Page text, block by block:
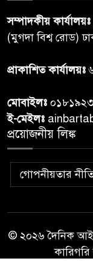
৭
৯
পাম্প উদ্বোধন
সম্পাদকীয় কার্যালয়ঃ
(মুগদা বিশ্ব রোড)
প্রাকাশিত কার্যালয়ঃ
মোবাইলঃ
ই-মেইলঃ
প্রয়োজনীয় লিঙ্ক
গোপনীয়তার
© ২০২৬ দৈনিক আইন